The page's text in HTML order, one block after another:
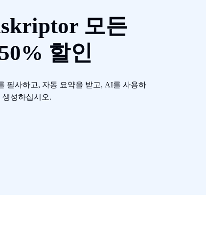
모든
할인
필사하고, 자동 요약을 받고, AI를 사용하
생성하십시오.